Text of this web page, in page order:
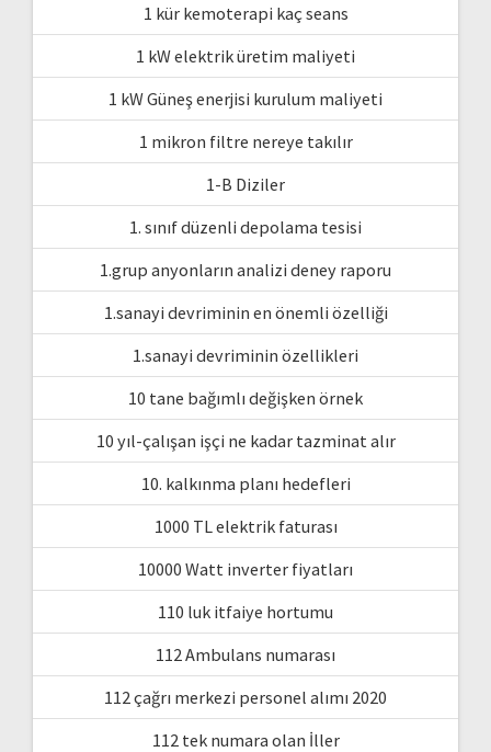
1 kür kemoterapi kaç seans
1 kW elektrik üretim maliyeti
1 kW Güneş enerjisi kurulum maliyeti
1 mikron filtre nereye takılır
1-B Diziler
1. sınıf düzenli depolama tesisi
1.grup anyonların analizi deney raporu
1.sanayi devriminin en önemli özelliği
1.sanayi devriminin özellikleri
10 tane bağımlı değişken örnek
10 yıl-çalışan işçi ne kadar tazminat alır
10. kalkınma planı hedefleri
1000 TL elektrik faturası
10000 Watt inverter fiyatları
110 luk itfaiye hortumu
112 Ambulans numarası
112 çağrı merkezi personel alımı 2020
112 tek numara olan İller